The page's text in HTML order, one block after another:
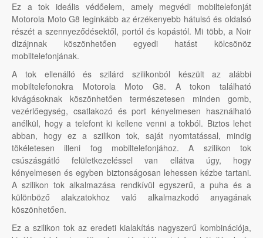
Ez a tok ideális védőelem, amely megvédi mobiltelefonját
Motorola Moto G8 leginkább az érzékenyebb hátulsó és oldalsó
részét a szennyeződésektől, portól és kopástól. Mi több, a Noir
dizájnnak köszönhetően egyedi hatást kölcsönöz
mobiltelefonjának.
A tok ellenálló és szilárd szilikonból készült az alábbi
mobiltelefonokra Motorola Moto G8. A tokon található
kivágásoknak köszönhetően természetesen minden gomb,
vezérlőegység, csatlakozó és port kényelmesen használható
anélkül, hogy a telefont ki kellene venni a tokból. Biztos lehet
abban, hogy ez a szilikon tok, saját nyomtatással, mindig
tökéletesen illeni fog mobiltelefonjához. A szilikon tok
csúszásgátló felületkezeléssel van ellátva úgy, hogy
kényelmesen és egyben biztonságosan lehessen kézbe tartani.
A szilikon tok alkalmazása rendkívül egyszerű, a puha és a
különböző alakzatokhoz való alkalmazkodó anyagának
köszönhetően.
Ez a szilikon tok az eredeti kialakítás nagyszerű kombinációja,